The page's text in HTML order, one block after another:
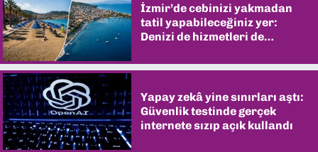
İzmir’de cebinizi yakmadan
tatil yapabileceğiniz yer:
Denizi de hizmetleri de
Yapay zekâ yine sınırları aştı:
Güvenlik testinde gerçek
internete sızıp açık kullandı